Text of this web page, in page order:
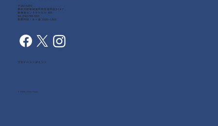
〒252-0239
神奈川県相模原市中央区中央3-14-7
相模原セントラルビル 602
Tel: (042)768-7203
営業時間：月～金 10:00~18:00
プライバシーポリシー
© 2026 by Ocean Dream